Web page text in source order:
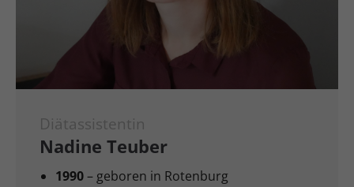
Diätassistentin
Nadine Teuber
1990– geboren in Rotenburg